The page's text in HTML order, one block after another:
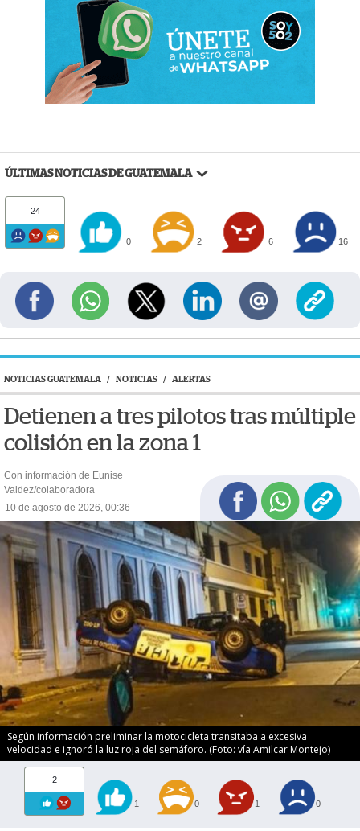
ÚLTIMAS NOTICIAS DE GUATEMALA
24
0 2 6 16
NOTICIAS GUATEMALA / NOTICIAS / ALERTAS
Detienen a tres pilotos tras múltiple
colisión en la zona 1
Con información de Eunise
Valdez/colaboradora
10 de agosto de 2026, 00:36
Según información preliminar la motocicleta transitaba a excesiva
velocidad e ignoró la luz roja del semáforo. (Foto: vía Amilcar Montejo)
2
1 0 1 0